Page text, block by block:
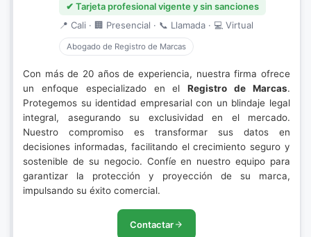
✔ Tarjeta profesional vigente y sin sanciones
📍 Cali · 🏢 Presencial · 📞 Llamada · 💻 Virtual
Abogado de Registro de Marcas
Con más de 20 años de experiencia, nuestra firma ofrece
un enfoque especializado en elRegistro de Marcas.
Protegemos su identidad empresarial con un blindaje legal
integral, asegurando su exclusividad en el mercado.
Nuestro compromiso es transformar sus datos en
decisiones informadas, facilitando el crecimiento seguro y
sostenible de su negocio. Confíe en nuestro equipo para
garantizar la protección y proyección de su marca,
impulsando su éxito comercial.
Contactar